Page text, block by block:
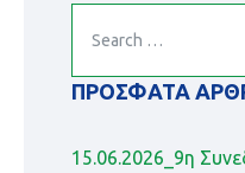
ΠΡΌΣΦΑΤΑ
15.06.2026_9η